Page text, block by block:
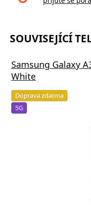
SOUVISEJÍCÍ
Samsung Galaxy
White
Doprava zdarma
5G